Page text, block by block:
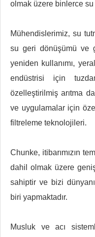
olmak üzere binlerce su
Mühendislerimiz, su
su geri dönüşümü ve
yeniden kullanımı,
endüstrisi için
özelleştirilmiş arıtma
ve uygulamalar için
filtreleme teknolojileri.
Chunke, itibarımızın
dahil olmak üzere
sahiptir ve bizi
biri yapmaktadır.
Musluk ve acı